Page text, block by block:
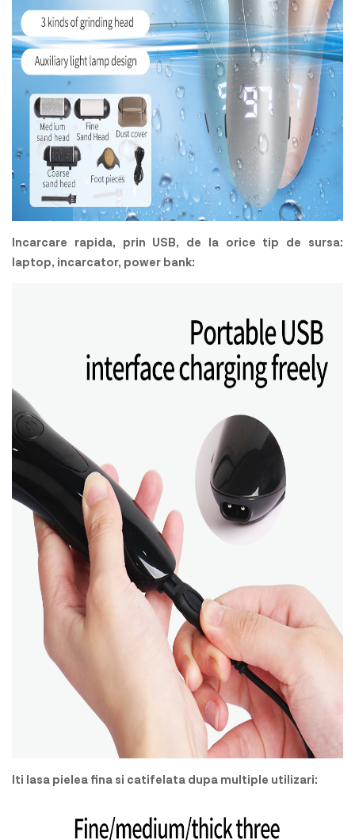
Incarcare rapida, prin USB, de la orice tip de sursa:
laptop, incarcator, power bank:
Iti lasa pielea fina si catifelata dupa multiple utilizari: